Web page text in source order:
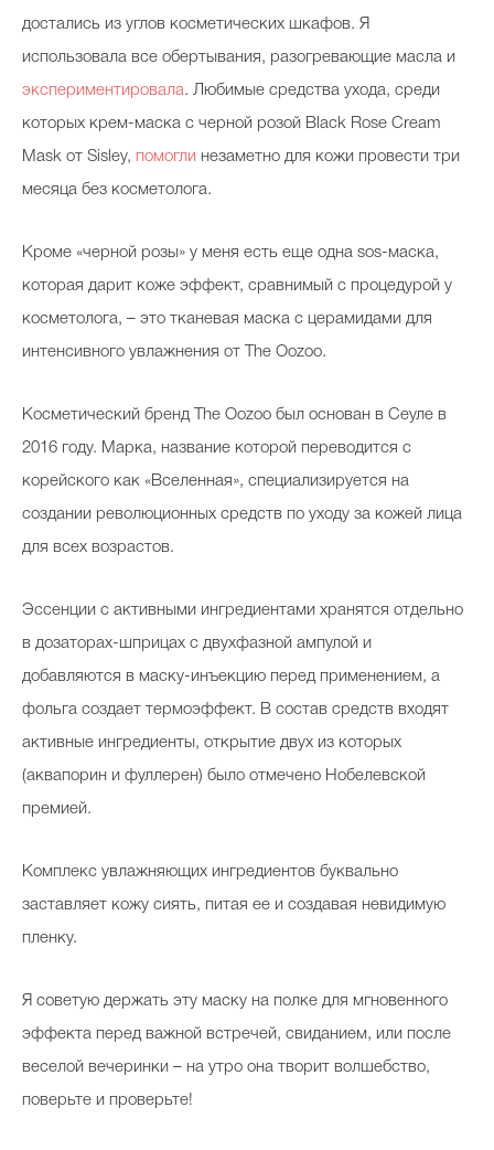
достались из углов косметических шкафов. Я
использовала все обертывания, разогревающие масла и
экспериментировала. Любимые средства ухода, среди
которых крем-маска с черной розой Black Rose Cream
Mask от Sisley, помогли незаметно для кожи провести три
месяца без косметолога.
Кроме «черной розы» у меня есть еще одна sos-маска,
которая дарит коже эффект, сравнимый с процедурой у
косметолога, – это тканевая маска с церамидами для
интенсивного увлажнения от The Oozoo.
Косметический бренд The Oozoo был основан в Сеуле в
2016 году. Марка, название которой переводится с
корейского как «Вселенная», специализируется на
создании революционных средств по уходу за кожей лица
для всех возрастов.
Эссенции с активными ингредиентами хранятся отдельно
в дозаторах-шприцах с двухфазной ампулой и
добавляются в маску-инъекцию перед применением, а
фольга создает термоэффект. В состав средств входят
активные ингредиенты, открытие двух из которых
(аквапорин и фуллерен) было отмечено Нобелевской
премией.
Комплекс увлажняющих ингредиентов буквально
заставляет кожу сиять, питая ее и создавая невидимую
пленку.
Я советую держать эту маску на полке для мгновенного
эффекта перед важной встречей, свиданием, или после
веселой вечеринки – на утро она творит волшебство,
поверьте и проверьте!